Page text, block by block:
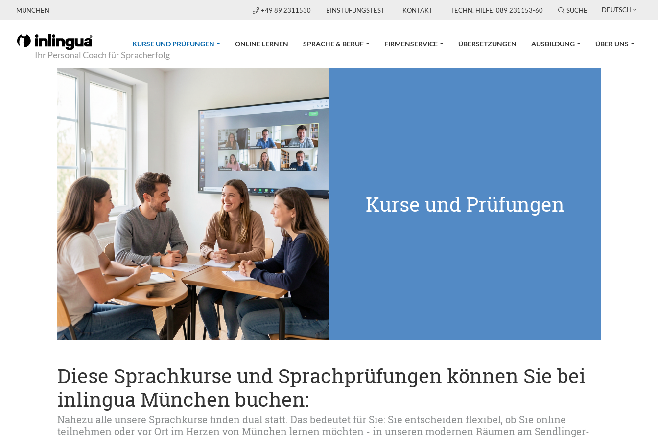
MÜNCHEN +49 89 2311530 EINSTUFUNGSTEST KONTAKT TECHN. HILFE: 089 231153-60 SUCHE DEUTSCH
Ihr Personal Coach für Spracherfolg
KURSE UND PRÜFUNGEN (CURRENT)ONLINE LERNEN SPRACHE & BERUF FIRMENSERVICE ÜBERSETZUNGEN AUSBILDUNG ÜBER UNS
Kurse und Prüfungen
Diese Sprachkurse und Sprachprüfungen können Sie bei
inlingua München buchen:
Nahezu alle unsere Sprachkurse finden dual statt. Das bedeutet für Sie: Sie entscheiden flexibel, ob Sie online
teilnehmen oder vor Ort im Herzen von München lernen möchten - in unseren modernen Räumen am Sendlinger-